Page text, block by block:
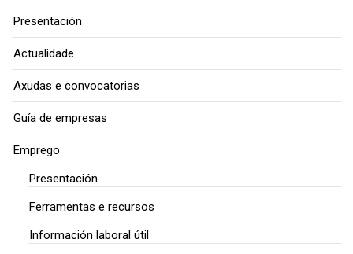
Presentación
Actualidade
Axudas e convocatorias
Guía de empresas
Emprego
Presentación
Ferramentas e recursos
Información laboral útil